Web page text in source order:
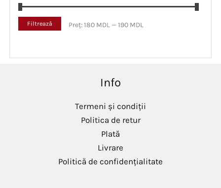
m
m
Filtrează Preț:180 MDL —190 MDL
Info
Termeni și condiții
Politica de retur
Plată
Livrare
Politică de confidențialitate